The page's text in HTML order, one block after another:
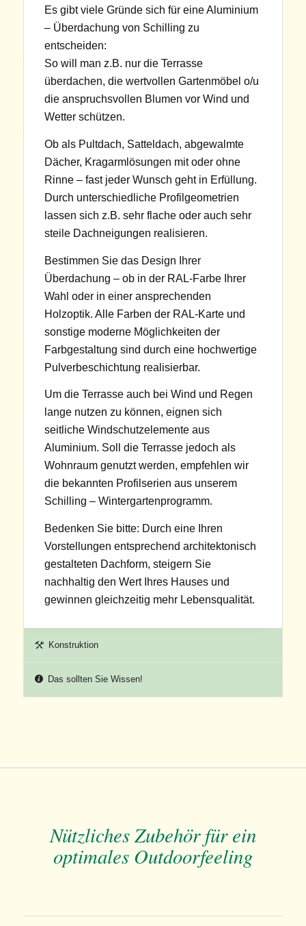
Es gibt viele Gründe sich für eine Aluminium
– Überdachung von Schilling zu
entscheiden:
So will man z.B. nur die Terrasse
überdachen, die wertvollen Gartenmöbel o/u
die anspruchsvollen Blumen vor Wind und
Wetter schützen.
Ob als Pultdach, Satteldach, abgewalmte
Dächer, Kragarmlösungen mit oder ohne
Rinne – fast jeder Wunsch geht in Erfüllung.
Durch unterschiedliche Profilgeometrien
lassen sich z.B. sehr flache oder auch sehr
steile Dachneigungen realisieren.
Bestimmen Sie das Design Ihrer
Überdachung – ob in der RAL-Farbe Ihrer
Wahl oder in einer ansprechenden
Holzoptik. Alle Farben der RAL-Karte und
sonstige moderne Möglichkeiten der
Farbgestaltung sind durch eine hochwertige
Pulverbeschichtung realisierbar.
Um die Terrasse auch bei Wind und Regen
lange nutzen zu können, eignen sich
seitliche Windschutzelemente aus
Aluminium. Soll die Terrasse jedoch als
Wohnraum genutzt werden, empfehlen wir
die bekannten Profilserien aus unserem
Schilling – Wintergartenprogramm.
Bedenken Sie bitte: Durch eine Ihren
Vorstellungen entsprechend architektonisch
gestalteten Dachform, steigern Sie
nachhaltig den Wert Ihres Hauses und
gewinnen gleichzeitig mehr Lebensqualität.
Konstruktion
Das sollten Sie Wissen!
Nützliches Zubehör für ein
optimales Outdoorfeeling